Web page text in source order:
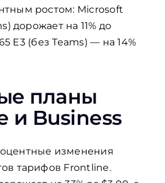
ростом: Microsoft
дорожает на 11% до
E3 (без Teams) — на 14%
планы
и Business
изменения
тарифов Frontline.